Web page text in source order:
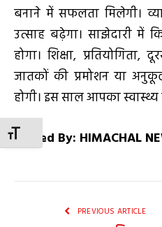
TOGGLE FONT SIZE
बनाने में सफलता मिलेगी।
उत्साह बढ़ेगा। साझेदारी में
होगा। शिक्षा, प्रतियोगिता,
जातकों की प्रमोशन या
होगी। इस साल आपका स्वास्थ्य
Posted By: HIMACHAL
PREVIOUS ARTICLE